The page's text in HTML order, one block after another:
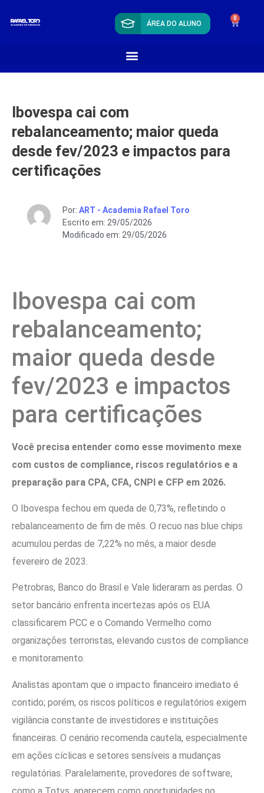
ÁREA DO ALUNO
0
Ibovespa cai com
rebalanceamento; maior queda
desde fev/2023 e impactos para
certificações
Por: ART - Academia Rafael Toro
Escrito em: 29/05/2026
Modificado em: 29/05/2026
Ibovespa cai com
rebalanceamento;
maior queda desde
fev/2023 e impactos
para certificações
Você precisa entender como esse movimento mexe
com custos de compliance, riscos regulatórios e a
preparação para CPA, CFA, CNPI e CFP em 2026.
O Ibovespa fechou em queda de 0,73%, refletindo o
rebalanceamento de fim de mês. O recuo nas blue chips
acumulou perdas de 7,22% no mês, a maior desde
fevereiro de 2023.
Petrobras, Banco do Brasil e Vale lideraram as perdas. O
setor bancário enfrenta incertezas após os EUA
classificarem PCC e o Comando Vermelho como
organizações terroristas, elevando custos de compliance
e monitoramento.
Analistas apontam que o impacto financeiro imediato é
contido; porém, os riscos políticos e regulatórios exigem
vigilância constante de investidores e instituições
financeiras. O cenário recomenda cautela, especialmente
em ações cíclicas e setores sensíveis a mudanças
regulatórias. Paralelamente, provedores de software,